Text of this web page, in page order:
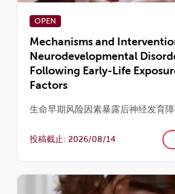
OPEN
Mechanisms and
Neurodevelopmental
Following Early-Life
Factors
生命早期风险因素暴露后神经发育
投稿截止: 2026/08/14